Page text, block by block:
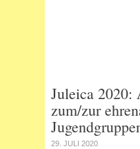
Juleica 2020:
zum/zur
29. JULI 2020